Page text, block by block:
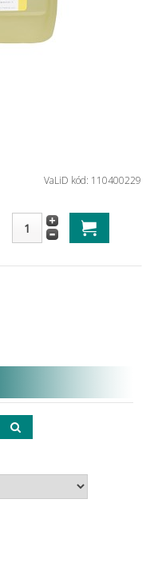
VaLiD kód: 110400229